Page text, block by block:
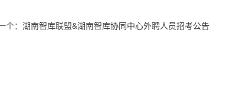
个： 湖南智库联盟&湖南智库协同中心外聘人员招考公告